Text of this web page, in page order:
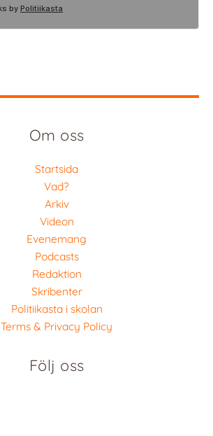
Om oss
Startsida
Vad?
Arkiv
Videon
Evenemang
Podcasts
Redaktion
Skribenter
Politiikasta i skolan
Terms & Privacy Policy
Följ oss